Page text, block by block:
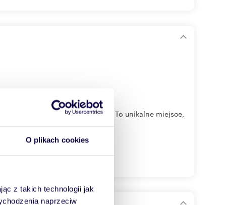
O plikach cookies
z takich technologii jak
naprzeciw
Szczecina przy ul. Potulickiej. To unikalne miejsce,